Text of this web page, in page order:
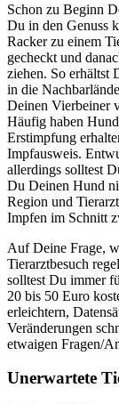
Schon zu Beginn
Du in den Genuss
Racker zu einem
gecheckt und
ziehen. So erhältst
in die
Deinen Vierbeiner
Häufig haben
Erstimpfung
Impfausweis.
allerdings solltest
Du Deinen Hund
Region und
Impfen im Schnitt
Auf Deine Frage,
Tierarztbesuch
solltest Du immer
20 bis 50 Euro
erleichtern,
Veränderungen
etwaigen Fragen/
Unerwartete